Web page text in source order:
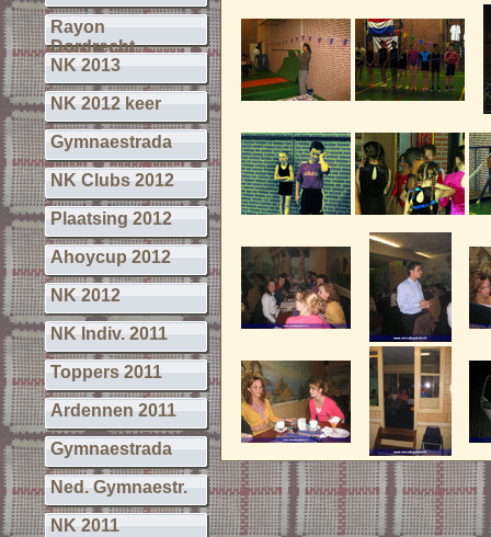
Rayon
Dordrecht
NK 2013
NK 2012 keer
Gymnaestrada
NK Clubs 2012
Plaatsing 2012
Ahoycup 2012
NK 2012
NK Indiv. 2011
Toppers 2011
Ardennen 2011
Gymnaestrada
Ned. Gymnaestr.
NK 2011